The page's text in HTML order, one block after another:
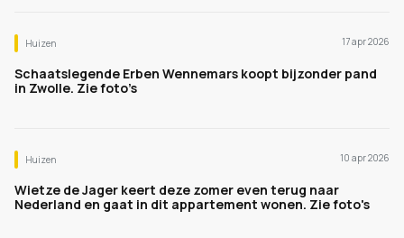
Huizen 17 apr 2026
Schaatslegende Erben Wennemars koopt bijzonder pand
in Zwolle. Zie foto’s
Huizen 10 apr 2026
Wietze de Jager keert deze zomer even terug naar
Nederland en gaat in dit appartement wonen. Zie foto's